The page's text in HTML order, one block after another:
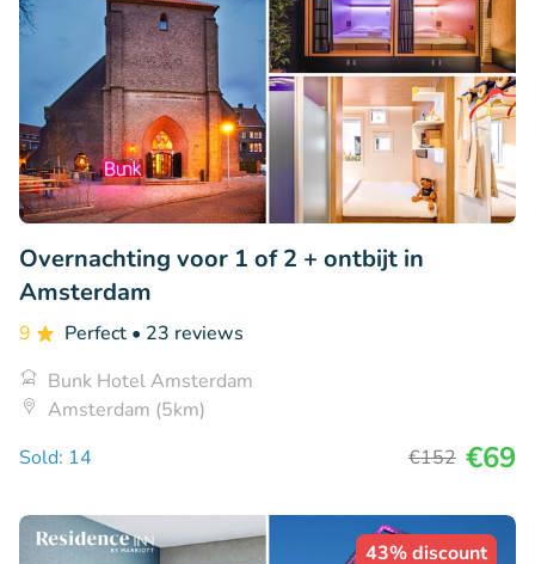
Overnachting voor 1 of 2 + ontbijt in
Amsterdam
9 Perfect • 23 reviews
Bunk Hotel Amsterdam
Amsterdam (5km)
Sold: 14
€152 €69
43% discount